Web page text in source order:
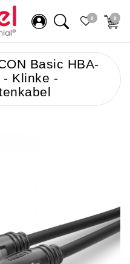
0 0
Basic HBA-
- Klinke -